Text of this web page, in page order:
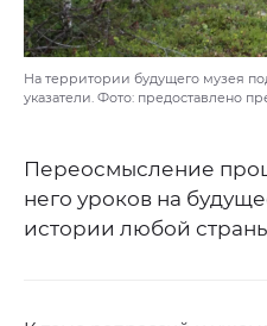
На территории будущего музея
указатели. Фото: предоставлено
Переосмысление
него уроков на
истории любой